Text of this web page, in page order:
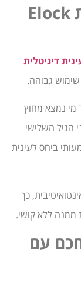
עינית דיגיטלית Elock
דיגיטלית
גבוהה.
מי נמצא מחוץ
הגיל השלישי
ביחס לעינית
כך
ממנה ללא קושי.
עם